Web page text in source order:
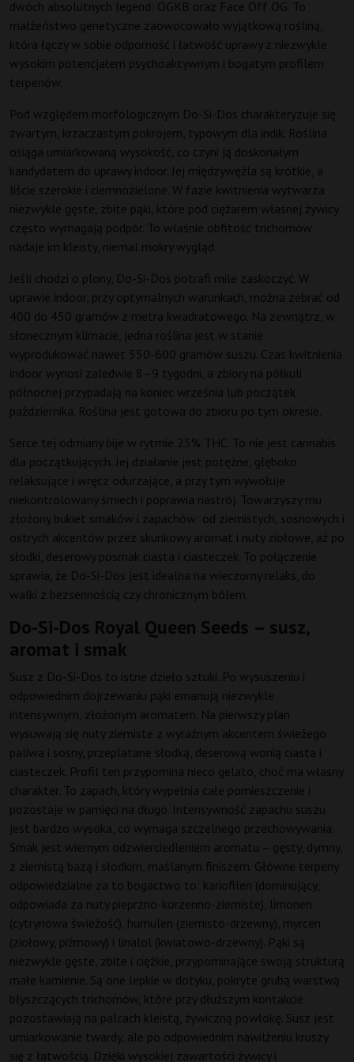
dwóch absolutnych legend: OGKB oraz Face Off OG. To
małżeństwo genetyczne zaowocowało wyjątkową rośliną,
która łączy w sobie odporność i łatwość uprawy z niezwykle
wysokim potencjałem psychoaktywnym i bogatym profilem
terpenów.
Pod względem morfologicznym Do-Si-Dos charakteryzuje się
zwartym, krzaczastym pokrojem, typowym dla indik. Roślina
osiąga umiarkowaną wysokość, co czyni ją doskonałym
kandydatem do uprawy indoor. Jej międzywęźla są krótkie, a
liście szerokie i ciemnozielone. W fazie kwitnienia wytwarza
niezwykle gęste, zbite pąki, które pod ciężarem własnej żywicy
często wymagają podpór. To właśnie obfitość trichomów
nadaje im kleisty, niemal mokry wygląd.
Jeśli chodzi o plony, Do-Si-Dos potrafi mile zaskoczyć. W
uprawie indoor, przy optymalnych warunkach, można zebrać od
400 do 450 gramów z metra kwadratowego. Na zewnątrz, w
słonecznym klimacie, jedna roślina jest w stanie
wyprodukować nawet 550-600 gramów suszu. Czas kwitnienia
indoor wynosi zaledwie 8–9 tygodni, a zbiory na półkuli
północnej przypadają na koniec września lub początek
października. Roślina jest gotowa do zbioru po tym okresie.
Serce tej odmiany bije w rytmie 25% THC. To nie jest cannabis
dla początkujących. Jej działanie jest potężne, głęboko
relaksujące i wręcz odurzające, a przy tym wywołuje
niekontrolowany śmiech i poprawia nastrój. Towarzyszy mu
złożony bukiet smaków i zapachów: od ziemistych, sosnowych i
ostrych akcentów przez skunkowy aromat i nuty ziołowe, aż po
słodki, deserowy posmak ciasta i ciasteczek. To połączenie
sprawia, że Do-Si-Dos jest idealna na wieczorny relaks, do
walki z bezsennością czy chronicznym bólem.
Do-Si-Dos Royal Queen Seeds – susz,
aromat i smak
Susz z Do-Si-Dos to istne dzieło sztuki. Po wysuszeniu i
odpowiednim dojrzewaniu pąki emanują niezwykle
intensywnym, złożonym aromatem. Na pierwszy plan
wysuwają się nuty ziemiste z wyraźnym akcentem świeżego
paliwa i sosny, przeplatane słodką, deserową wonią ciasta i
ciasteczek. Profil ten przypomina nieco gelato, choć ma własny
charakter. To zapach, który wypełnia całe pomieszczenie i
pozostaje w pamięci na długo. Intensywność zapachu suszu
jest bardzo wysoka, co wymaga szczelnego przechowywania.
Smak jest wiernym odzwierciedleniem aromatu – gęsty, dymny,
z ziemistą bazą i słodkim, maślanym finiszem. Główne terpeny
odpowiedzialne za to bogactwo to: kariofilen (dominujący,
odpowiada za nuty pieprzno-korzenno-ziemiste), limonen
(cytrynowa świeżość), humulen (ziemisto-drzewny), myrcen
(ziołowy, piżmowy) i linalol (kwiatowo-drzewny). Pąki są
niezwykle gęste, zbite i ciężkie, przypominające swoją strukturą
małe kamienie. Są one lepkie w dotyku, pokryte grubą warstwą
błyszczących trichomów, które przy dłuższym kontakcie
pozostawiają na palcach kleistą, żywiczną powłokę. Susz jest
umiarkowanie twardy, ale po odpowiednim nawilżeniu kruszy
się z łatwością. Dzięki wysokiej zawartości żywicy i